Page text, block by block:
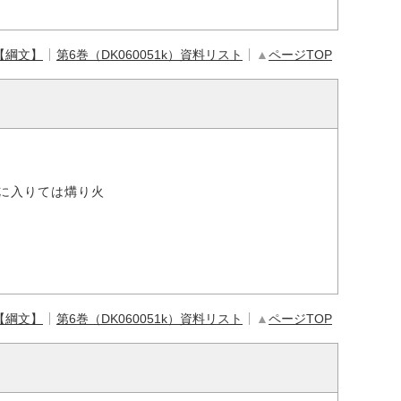
文】 第6巻（DK060051k）資料リスト ▲ページTOP
入りては煹り火
文】 第6巻（DK060051k）資料リスト ▲ページTOP